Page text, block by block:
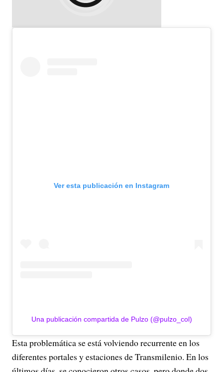
Ver esta publicación en Instagram
Una publicación compartida de Pulzo (@pulzo_col)
Esta problemática se está volviendo recurrente en los
diferentes portales y estaciones de Transmilenio. En los